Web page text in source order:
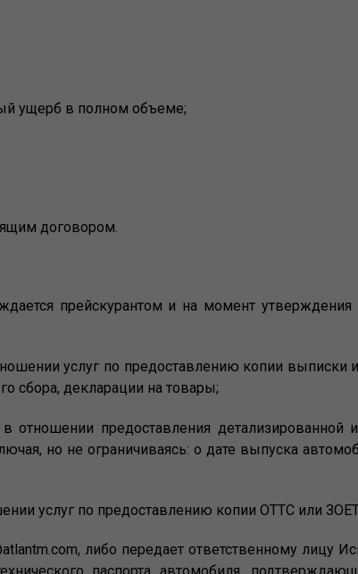
ущерб в полном объеме;
договором.
прейскурантом и на момент
услуг по предоставлению копии
сбора, декларации на товары;
предоставления детализированной
но не ограничиваясь: о дате выпуска
услуг по предоставлению копии ОТТС или
либо передает ответственному лицу